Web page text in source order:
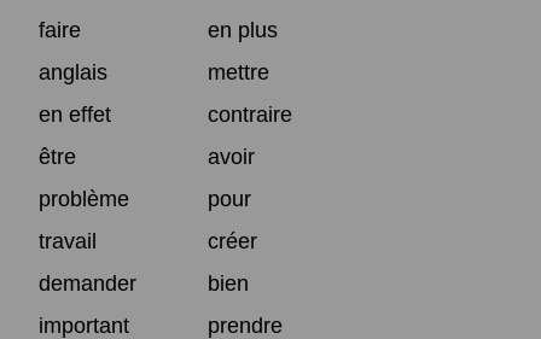
faire
en plus
anglais
mettre
en effet
contraire
être
avoir
problème
pour
travail
créer
demander
bien
important
prendre